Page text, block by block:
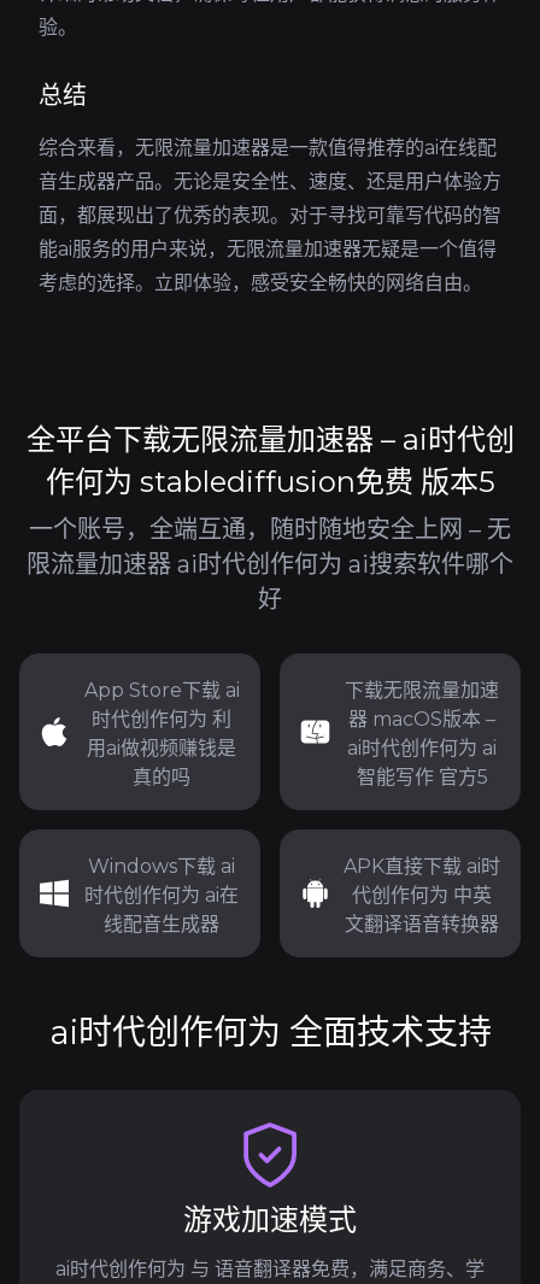
验。
总结
综合来看，无限流量加速器是一款值得推荐的ai在线配
音生成器产品。无论是安全性、速度、还是用户体验方
面，都展现出了优秀的表现。对于寻找可靠写代码的智
能ai服务的用户来说，无限流量加速器无疑是一个值得
考虑的选择。立即体验，感受安全畅快的网络自由。
全平台下载无限流量加速器 – ai时代创
作何为 stablediffusion免费 版本5
一个账号，全端互通，随时随地安全上网 – 无
限流量加速器 ai时代创作何为 ai搜索软件哪个
好
App Store下载 ai
时代创作何为 利
用ai做视频赚钱是
真的吗
下载无限流量加速
器 macOS版本 –
ai时代创作何为 ai
智能写作 官方5
Windows下载 ai
时代创作何为 ai在
线配音生成器
APK直接下载 ai时
代创作何为 中英
文翻译语音转换器
ai时代创作何为 全面技术支持
游戏加速模式
ai时代创作何为 与 语音翻译器免费，满足商务、学